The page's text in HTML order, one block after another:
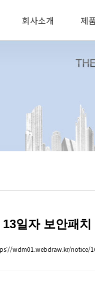
회사소개 제
일자 보안패
wdm01.webdraw.kr/notice/